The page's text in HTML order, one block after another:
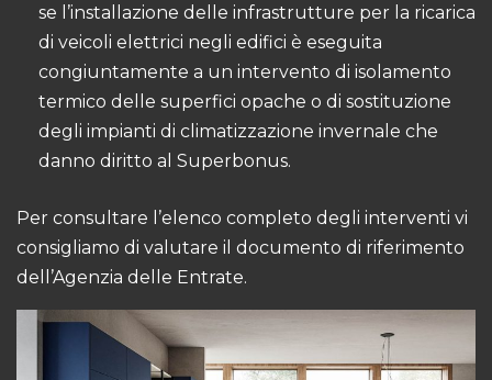
se l’installazione delle infrastrutture per la ricarica
di veicoli elettrici negli edifici è eseguita
congiuntamente a un intervento di isolamento
termico delle superfici opache o di sostituzione
degli impianti di climatizzazione invernale che
danno diritto al Superbonus.
Per consultare l’elenco completo degli interventi vi
consigliamo di valutare il documento di riferimento
dell’Agenzia delle Entrate.